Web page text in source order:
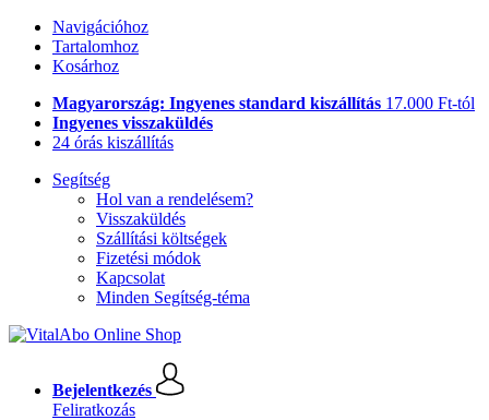
Navigációhoz
Tartalomhoz
Kosárhoz
Magyarország: Ingyenes standard kiszállítás 17.000 Ft-tól
Ingyenes visszaküldés
24 órás kiszállítás
Segítség
Hol van a rendelésem?
Visszaküldés
Szállítási költségek
Fizetési módok
Kapcsolat
Minden Segítség-téma
Bejelentkezés
Feliratkozás